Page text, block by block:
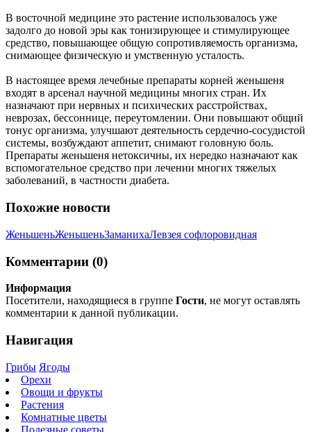
В восточной медицине это растение использовалось уже
задолго до новой эры как тонизирующее и стимулирующее
средство, повышающее общую сопротивляемость организма,
снимающее физическую и умственную усталость.
В настоящее время лечебные препараты корней женьшеня
входят в арсенал научной медицины многих стран. Их
назначают при нервных и психических расстройствах,
неврозах, бессоннице, переутомлении. Они повышают общий
тонус организма, улучшают деятельность сердечно-сосудистой
системы, возбуждают аппетит, снимают головную боль.
Препараты женьшеня нетоксичны, их нередко назначают как
вспомогательное средство при лечении многих тяжелых
заболеваний, в частности диабета.
Похожие новости
ЖеньшеньЖеньшеньЗаманихаЛевзея софлоровидная
Комментарии (0)
Информация
Посетители, находящиеся в группе Гости, не могут оставлять
комментарии к данной публикации.
Навигация
Грибы Ягоды
Орехи
Овощи и фрукты
Растения
Комнатные цветы
Полезные советы